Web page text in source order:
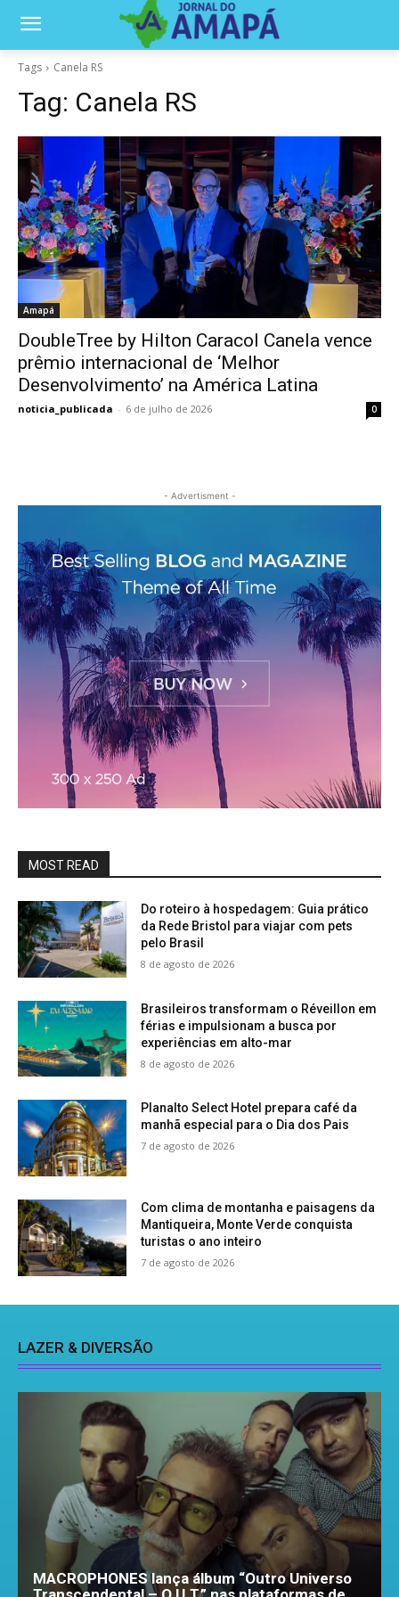
Tags Canela RS
Tag: Canela RS
Amapá
DoubleTree by Hilton Caracol Canela vence
prêmio internacional de ‘Melhor
Desenvolvimento’ na América Latina
noticia_publicada - 6 de julho de 2026 0
- Advertisment -
MOST READ
Do roteiro à hospedagem: Guia prático
da Rede Bristol para viajar com pets
pelo Brasil
8 de agosto de 2026
Brasileiros transformam o Réveillon em
férias e impulsionam a busca por
experiências em alto-mar
8 de agosto de 2026
Planalto Select Hotel prepara café da
manhã especial para o Dia dos Pais
7 de agosto de 2026
Com clima de montanha e paisagens da
Mantiqueira, Monte Verde conquista
turistas o ano inteiro
7 de agosto de 2026
LAZER & DIVERSÃO
MACROPHONES lança álbum “Outro Universo